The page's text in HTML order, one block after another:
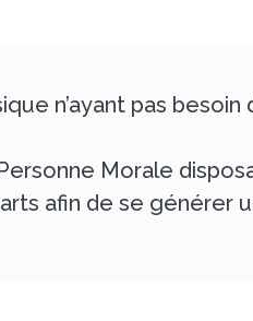
n’ayant pas
Morale
afin de se générer